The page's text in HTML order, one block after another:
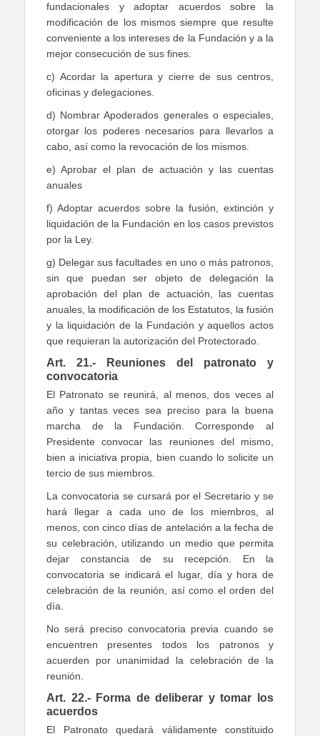
fundacionales y adoptar acuerdos sobre la
modificación de los mismos siempre que resulte
conveniente a los intereses de la Fundación y a la
mejor consecución de sus fines.
c) Acordar la apertura y cierre de sus centros,
oficinas y delegaciones.
d) Nombrar Apoderados generales o especiales,
otorgar los poderes necesarios para llevarlos a
cabo, así como la revocación de los mismos.
e) Aprobar el plan de actuación y las cuentas
anuales
f) Adoptar acuerdos sobre la fusión, extinción y
liquidación de la Fundación en los casos previstos
por la Ley.
g) Delegar sus facultades en uno o más patronos,
sin que puedan ser objeto de delegación la
aprobación del plan de actuación, las cuentas
anuales, la modificación de los Estatutos, la fusión
y la liquidación de la Fundación y aquellos actos
que requieran la autorización del Protectorado.
Art. 21.- Reuniones del patronato y
convocatoria
El Patronato se reunirá, al menos, dos veces al
año y tantas veces sea preciso para la buena
marcha de la Fundación. Corresponde al
Presidente convocar las reuniones del mismo,
bien a iniciativa propia, bien cuando lo solicite un
tercio de sus miembros.
La convocatoria se cursará por el Secretario y se
hará llegar a cada uno de los miembros, al
menos, con cinco días de antelación a la fecha de
su celebración, utilizando un medio que permita
dejar constancia de su recepción. En la
convocatoria se indicará el lugar, día y hora de
celebración de la reunión, así como el orden del
día.
No será preciso convocatoria previa cuando se
encuentren presentes todos los patronos y
acuerden por unanimidad la celebración de la
reunión.
Art. 22.- Forma de deliberar y tomar los
acuerdos
El Patronato quedará válidamente constituido